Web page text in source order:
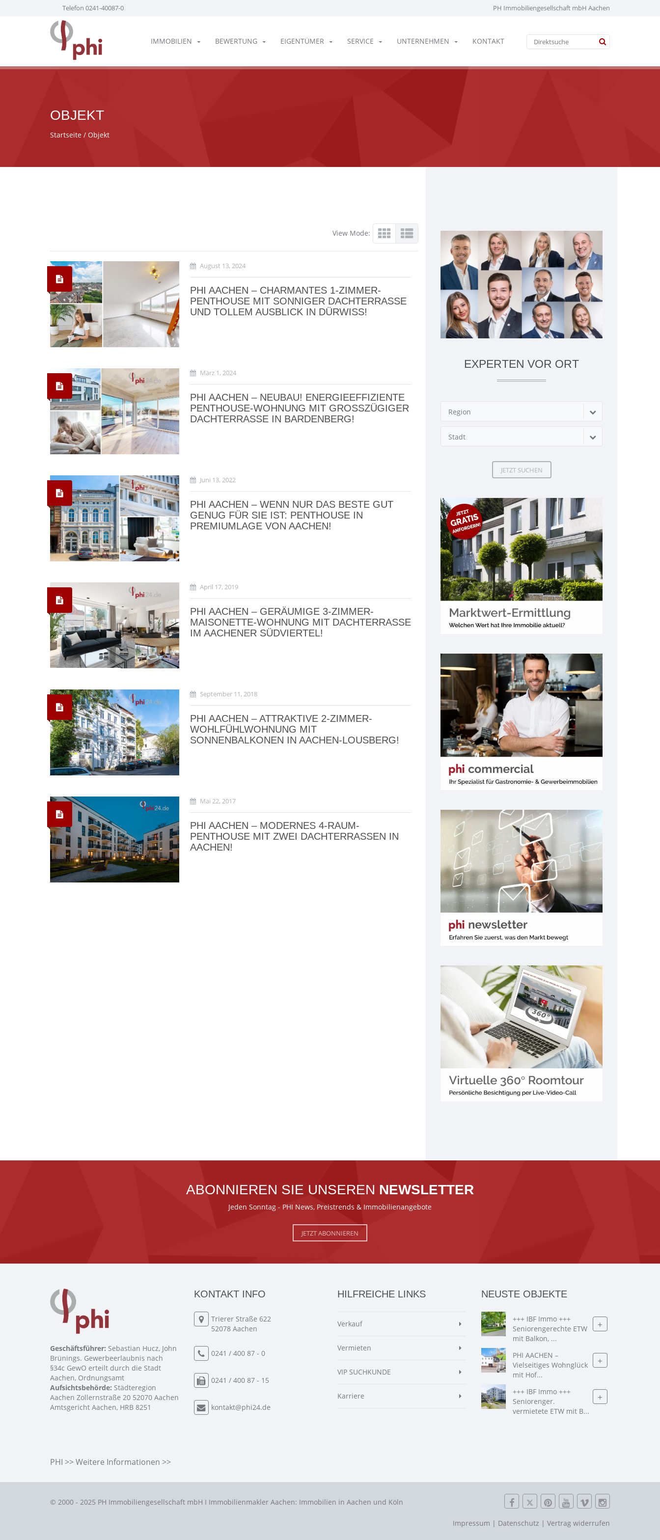
Telefon 0241-40087-0 PH Immobiliengesellschaft mbH Aachen
IMMOBILIEN BEWERTUNG EIGENTÜMER SERVICE UNTERNEHMEN KONTAKT
OBJEKT
Startseite / Objekt
View Mode:
August 13, 2024
PHI AACHEN – CHARMANTES 1-ZIMMER-
PENTHOUSE MIT SONNIGER DACHTERRASSE
UND TOLLEM AUSBLICK IN DÜRWISS!
März 1, 2024
PHI AACHEN – NEUBAU! ENERGIEEFFIZIENTE
PENTHOUSE-WOHNUNG MIT GROSSZÜGIGER D
ACHTERRASSE IN BARDENBERG!
Juni 13, 2022
PHI AACHEN – WENN NUR DAS BESTE GUT
GENUG FÜR SIE IST: PENTHOUSE IN
PREMIUMLAGE VON AACHEN!
April 17, 2019
PHI AACHEN – GERÄUMIGE 3-ZIMMER-
MAISONETTE-WOHNUNG MIT DACHTERRASSE
IM AACHENER SÜDVIERTEL!
September 11, 2018
PHI AACHEN – ATTRAKTIVE 2-ZIMMER-
WOHLFÜHLWOHNUNG MIT
SONNENBALKONEN IN AACHEN-LOUSBERG!
Mai 22, 2017
PHI AACHEN – MODERNES 4-RAUM-
PENTHOUSE MIT ZWEI DACHTERRASSEN IN
AACHEN!
EXPERTEN VOR ORT
Region
Stadt
JETZT SUCHEN
ABONNIEREN SIE UNSEREN NEWSLETTER
Jeden Sonntag - PHI News, Preistrends & Immobilienangebote
JETZT ABONNIEREN
Geschäftsführer: Sebastian Hucz, John
Brünings. Gewerbeerlaubnis nach
§34c GewO erteilt durch die Stadt
Aachen, Ordnungsamt
Aufsichtsbehörde: Städteregion
Aachen Zollernstraße 20 52070 Aachen
Amtsgericht Aachen, HRB 8251
KONTAKT INFO
Trierer Straße 622
52078 Aachen
0241 / 400 87 - 0
0241 / 400 87 - 15
kontakt@phi24.de
HILFREICHE LINKS
Verkauf
Vermieten
VIP SUCHKUNDE
Karriere
NEUSTE OBJEKTE
+++ IBF Immo +++
Seniorengerechte ETW
mit Balkon, ...
+
PHI AACHEN –
Vielseitiges Wohnglück
mit Hof...
+
+++ IBF Immo +++
Seniorenger.
vermietete ETW mit B...
+
PHI >> Weitere Informationen >>
© 2000 - 2025 PH Immobiliengesellschaft mbH I Immobilienmakler Aachen: Immobilien in Aachen und Köln
Impressum | Datenschutz | Vertrag widerrufen